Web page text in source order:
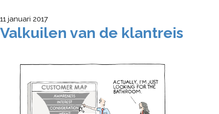
11 januari 2017
Valkuilen van de klantreis